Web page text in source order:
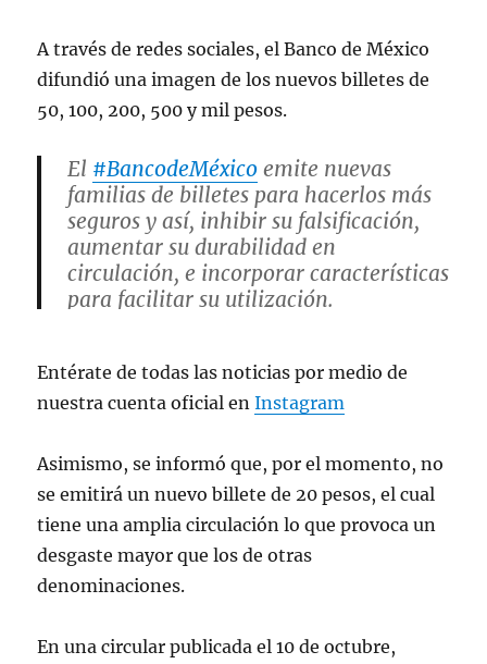
A través de redes sociales, el Banco de México
difundió una imagen de los nuevos billetes de
50, 100, 200, 500 y mil pesos.
El #BancodeMéxico emite nuevas
familias de billetes para hacerlos más
seguros y así, inhibir su falsificación,
aumentar su durabilidad en
circulación, e incorporar características
para facilitar su utilización.
pic.twitter.com/WEG4gsfAcA
October 17, 2025
Entérate de todas las noticias por medio de
nuestra cuenta oficial enInstagram
Asimismo, se informó que, por el momento, no
se emitirá un nuevo billete de 20 pesos, el cual
tiene una amplia circulación lo que provoca un
desgaste mayor que los de otras
denominaciones.
En una circular publicada el 10 de octubre,